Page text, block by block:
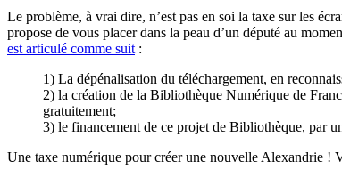
Le problème, à vrai dire, n’est pas en soi la taxe sur les
propose de vous placer dans la peau d’un député au
est articulé comme suit :
1) La dépénalisation du téléchargement, en
2) la création de la Bibliothèque Numérique de
gratuitement;
3) le financement de ce projet de Bibliothèque, par
Une taxe numérique pour créer une nouvelle Alexandrie !